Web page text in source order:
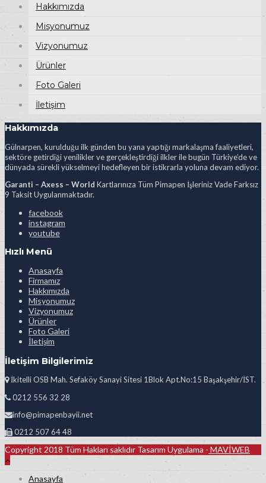
Hakkımızda
Misyonumuz
Vizyonumuz
Ürünler
Foto Galeri
İletişim
Hakkımızda
Gülnarpen, kurulduğu ilk günden bu yana yaptığı markalaşma faaliyetleri,
sektöre getirdiği yenilikler ve gerçekleştirdiği ilkler ile bugün Türkiye’de ve
dünyada sürekli yükselmeyi hedefleyen bir istikrarla yoluna devam ediyor.
Garanti – Axess – World Kartlarınıza Tüm Pimapen İşleriniz Vade Farksız
9 Taksit Uygulanmaktadır.
facebook
instagram
youtube
Hızlı Menü
Anasayfa
Firmamız
Hakkımızda
Misyonumuz
Vizyonumuz
Ürünler
Foto Galeri
İletişim
İletişim Bilgilerimiz
İkitelli OSB Mah. Sefaköy Sanayi Sitesi 1Blok Apt.No:15 Başakşehir/İST.
0212 556 32 28
info@pimapenbayii.net
0212 507 64 48
Copyright 2018 Tüm Hakları saklıdır Tasarım Uygulama - MAVİWEB
Anasayfa